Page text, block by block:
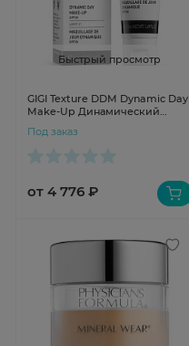
Быстрый просмотр
GIGI Texture DDM Dynamic Day
Make-Up Динамический
SPF 50мл
Под заказ
от 4 776 ₽